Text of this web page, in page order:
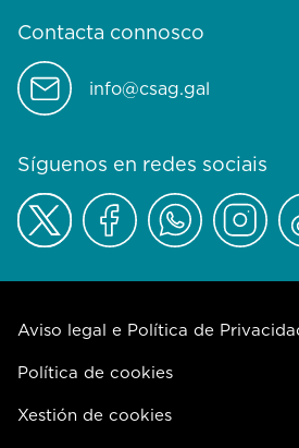
Contacta connosco
info@csag.gal
Síguenos en redes sociais
Aviso legal e Política de
Política de cookies
Xestión de cookies